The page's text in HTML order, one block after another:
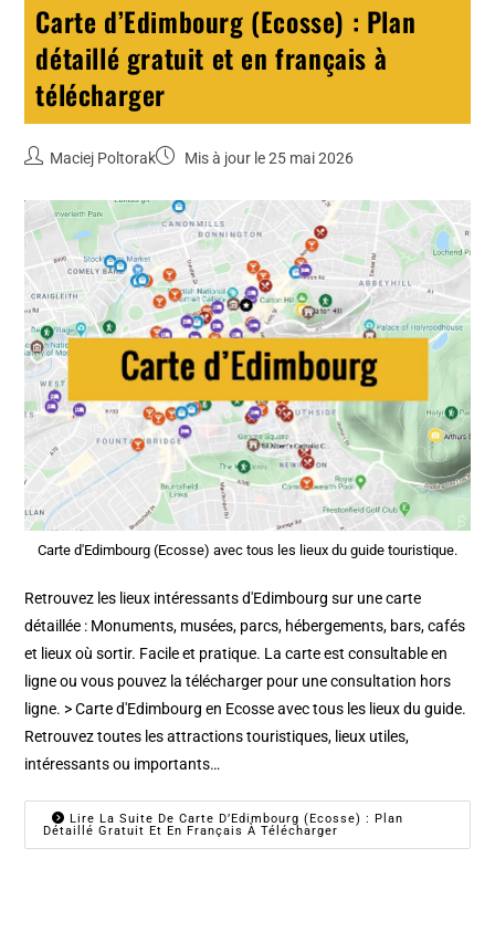
Carte d’Edimbourg (Ecosse) : Plan
détaillé gratuit et en français à
télécharger
Maciej Poltorak Mis à jour le 25 mai 2026
Carte d'Edimbourg (Ecosse) avec tous les lieux du guide touristique.
Retrouvez les lieux intéressants d'Edimbourg sur une carte
détaillée : Monuments, musées, parcs, hébergements, bars, cafés
et lieux où sortir. Facile et pratique. La carte est consultable en
ligne ou vous pouvez la télécharger pour une consultation hors
ligne. > Carte d'Edimbourg en Ecosse avec tous les lieux du guide.
Retrouvez toutes les attractions touristiques, lieux utiles,
intéressants ou importants…
Lire La Suite De Carte D’Edimbourg (Ecosse) : Plan
Détaillé Gratuit Et En Français À Télécharger